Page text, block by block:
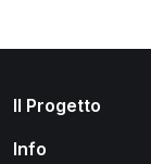
Il Progetto
Info